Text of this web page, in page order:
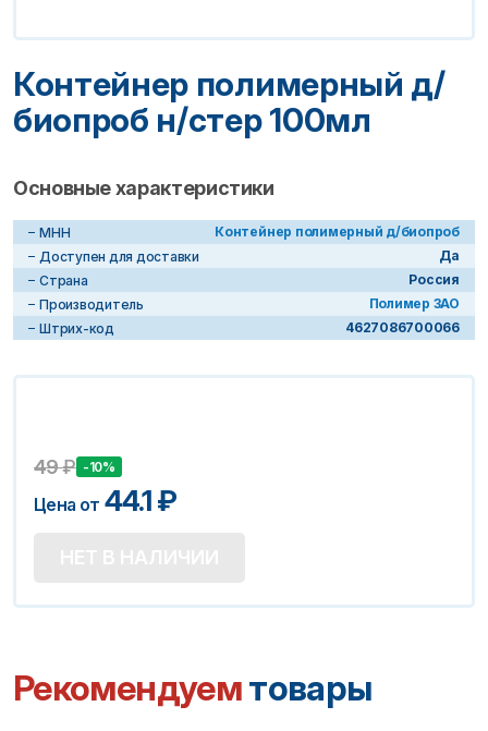
Контейнер полимерный д/
биопроб н/стер 100мл
Основные характеристики
МНН
Контейнер полимерный д/биопроб
Доступен для доставки
Да
Страна
Россия
Производитель
Полимер ЗАО
Штрих-код
4627086700066
49₽ -10%
Цена от 44.1₽
Рекомендуемтовары